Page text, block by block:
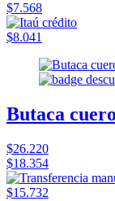
$7.568
$8.041
Butaca
$26.220
$18.354
$15.732